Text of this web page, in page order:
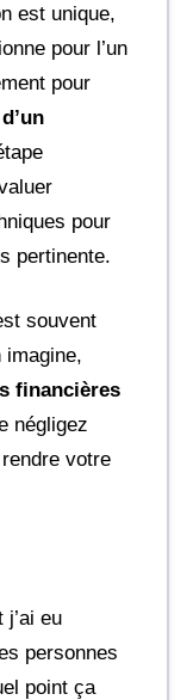
est unique,
pour l’un
pour
pour
pertinente.
souvent
imagine,
financières
négligez
votre
eu
personnes
point ça